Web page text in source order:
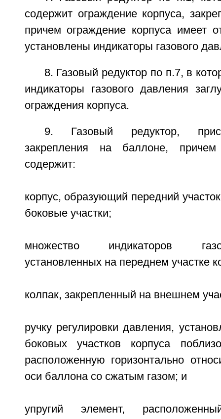
содержит ограждение корпуса,
причем ограждение корпуса имеет
установлены индикаторы газового
8. Газовый редуктор по п.7, в
индикаторы газового давления
ограждения корпуса.
9. Газовый редуктор,
закрепления на баллоне, причем
содержит:
корпус, образующий передний
боковые участки;
множество индикаторов
установленных на переднем участке
колпак, закрепленный на внешнем
ручку регулировки давления,
боковых участков корпуса
расположенную горизонтально
оси баллона со сжатым газом; и
упругий элемент,